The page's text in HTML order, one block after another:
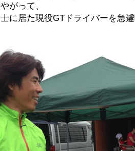
がって、
に居た現役GTドライバーを急